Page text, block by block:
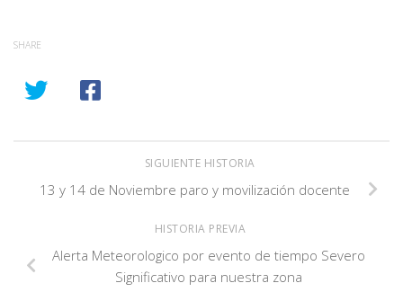
SHARE
SIGUIENTE HISTORIA
13 y 14 de Noviembre paro y movilización docente
HISTORIA PREVIA
Alerta Meteorologico por evento de tiempo Severo
Significativo para nuestra zona